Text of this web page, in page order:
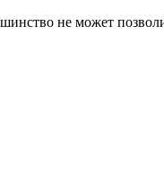
не может